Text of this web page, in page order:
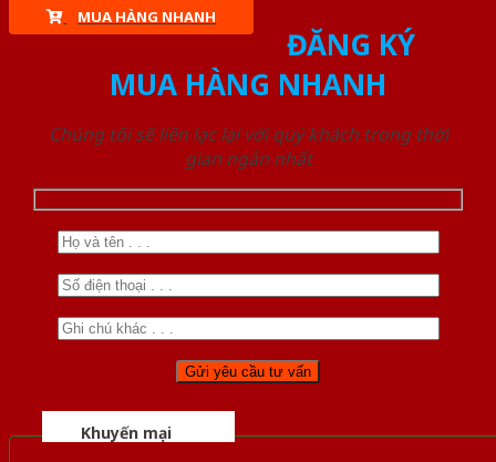
MUA HÀNG NHANH
ĐĂNG KÝ
MUA HÀNG NHANH
Chúng tôi sẽ liên lạc lại với quý khách trong thời
gian ngắn nhất
Khuyến mại